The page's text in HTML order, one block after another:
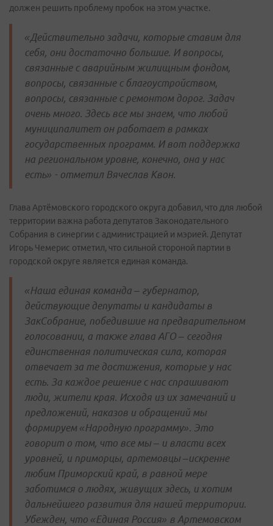
должен решить проблему пробок на этом участке.
«Действительно задачи, которые ставим для
себя, они достаточно большие. И вопросы,
связанные с аварийным жилищным фондом,
вопросы, связанные с благоустройством,
вопросы, связанные с ремонтом дорог. Задач
очень много. Здесь все мы знаем, что любой
муниципалитет он работает в рамках
государственных программ. И вот поддержка
на региональном уровне, конечно, она у нас
есть» - отметил Вячеслав Квон.
Глава Артёмовского городского округа добавил, что для любой
территории важна работа депутатов Законодательного
Собрания в синергии с администрацией и мэрией. Депутат
Игорь Чемерис отметил, что сильной стороной партии в
городской округе является единая команда.
«Наша единая команда – губернатор,
действующие депутаты и кандидаты в
ЗакСобрание, победившие на предварительном
голосовании, а также глава АГО – сегодня
единственная политическая сила, которая
отвечает за те достижения, которые у нас
есть. За каждое решение с нас спрашивают
люди, жители края. Исходя из их замечаний и
предложений, наказов и обращений мы
формируем «Народную программу». Это
говорит о том, что все мы – и власти всех
уровней, и приморцы, артемовцы –искренне
любим Приморский край, в равной мере
заботимся о людях, живущих здесь, и хотим
дальнейшего развития для нашей территории.
Убежден, что «Единая Россия» в Артемовском